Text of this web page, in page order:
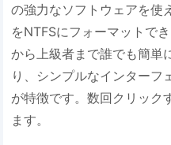
の強力なソフトウェアを使
をNTFSにフォーマットで
から上級者まで誰でも簡単
り、シンプルなインターフ
が特徴です。数回クリック
ます。